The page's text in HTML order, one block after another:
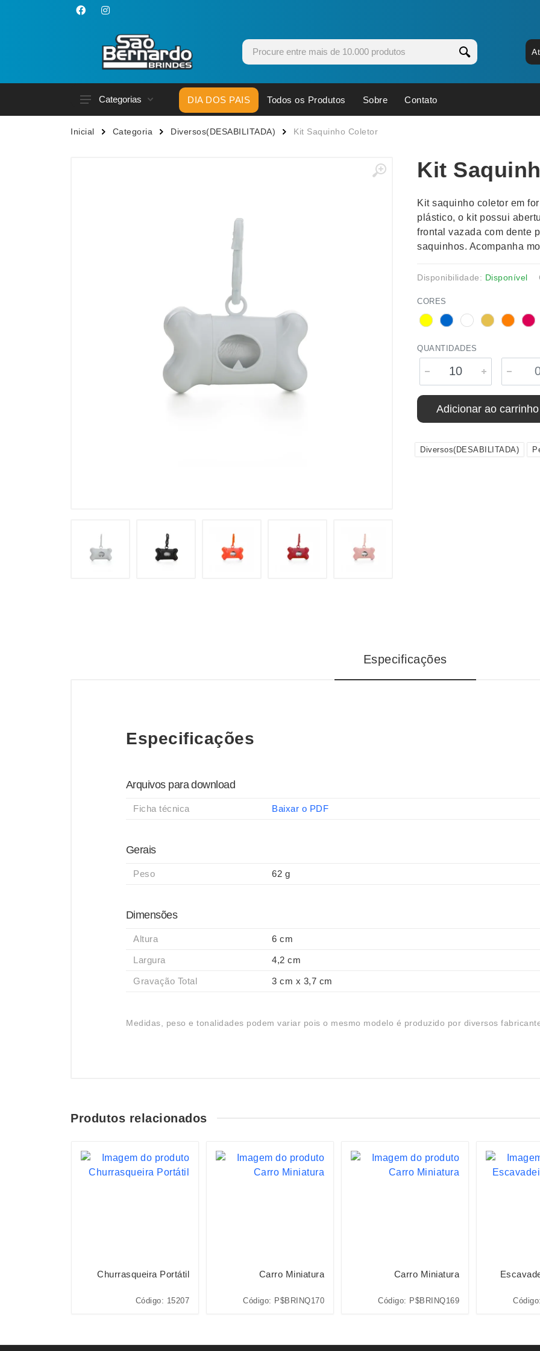
Categorias
Acessórios p/ Celular
Canecas
Chaveiros
Conjuntos Executivos
Cooler
Cuidados Pessoais
Esporte e Jogos
Fones de
Guarda-
Kit
Kit Queijo
DIA DOS PAIS Todos os Produtos Sobre Contato
Inicial Categoria Diversos(DESABILITADA) Kit Saquinho Coletor
Kit
Kit saquinho coletor em
plástico, o kit possui
frontal vazada com dente
saquinhos. Acompanha
Disponibilidade: Disponível
CORES
QUANTIDADES
Adicionar ao carrinho
Diversos(DESABILITADA)
Especificações
Especificações
Arquivos para download
Ficha técnica Baixar o PDF
Gerais
Peso 62 g
Dimensões
Altura 6 cm
Largura 4,2 cm
Gravação Total 3 cm x 3,7 cm
Medidas, peso e tonalidades podem variar pois o mesmo modelo é produzido por diversos
Produtos relacionados
Churrasqueira Portátil
Código: 15207
Carro Miniatura
Código: P$BRINQ170
Carro Miniatura
Código: P$BRINQ169